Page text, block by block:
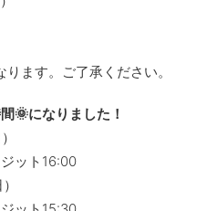
ます。ご了承ください。
🌞になりました！
ット16:00